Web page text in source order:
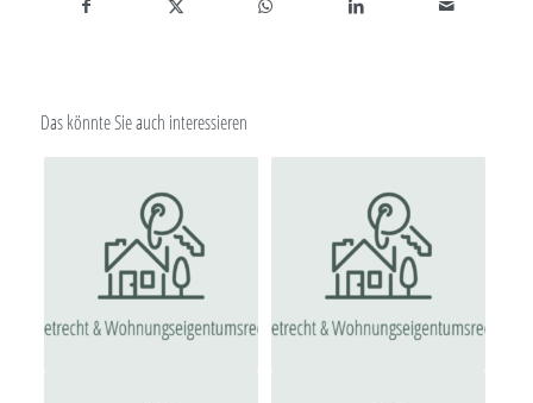
Das könnte Sie auch interessieren